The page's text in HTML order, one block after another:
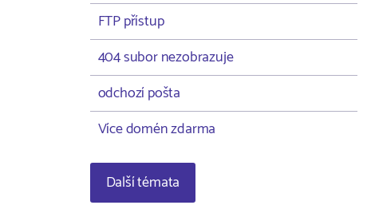
FTP přístup
404 subor nezobrazuje
odchozí pošta
Více domén zdarma
Další témata